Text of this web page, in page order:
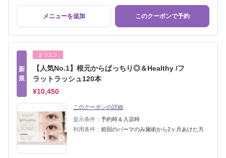
メニューを追加 このクーポンで予約
新
規
まつエク
【人気No.1】根元からぱっちり◎＆Healthy /フ
ラットラッシュ120本
¥10,450
このクーポンの詳細
提示条件： 予約時＆入店時
利用条件： 前回のパーマのみ施術から2ヶ月あけた方